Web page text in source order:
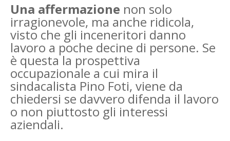
Una affermazione non solo
irragionevole, ma anche ridicola,
visto che gli inceneritori danno
lavoro a poche decine di persone. Se
è questa la prospettiva
occupazionale a cui mira il
sindacalista Pino Foti, viene da
chiedersi se davvero difenda il lavoro
o non piuttosto gli interessi
aziendali.